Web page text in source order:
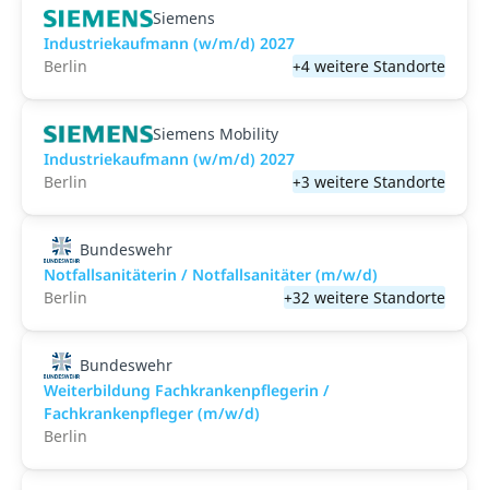
Siemens
Industriekaufmann (w/m/d) 2027
Berlin
+4 weitere Standorte
Siemens Mobility
Industriekaufmann (w/m/d) 2027
Berlin
+3 weitere Standorte
Bundeswehr
Notfallsanitäterin / Notfallsanitäter (m/w/d)
Berlin
+32 weitere Standorte
Bundeswehr
Weiterbildung Fachkrankenpflegerin /
Fachkrankenpfleger (m/w/d)
Berlin